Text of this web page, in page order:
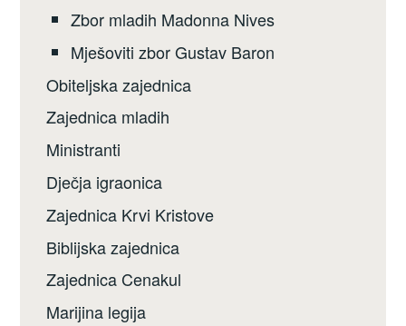
Zbor mladih Madonna Nives
Mješoviti zbor Gustav Baron
Obiteljska zajednica
Zajednica mladih
Ministranti
Dječja igraonica
Zajednica Krvi Kristove
Biblijska zajednica
Zajednica Cenakul
Marijina legija